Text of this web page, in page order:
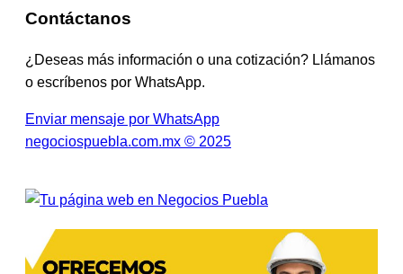
Contáctanos
¿Deseas más información o una cotización? Llámanos
o escríbenos por WhatsApp.
Enviar mensaje por WhatsApp
negociospuebla.com.mx © 2025